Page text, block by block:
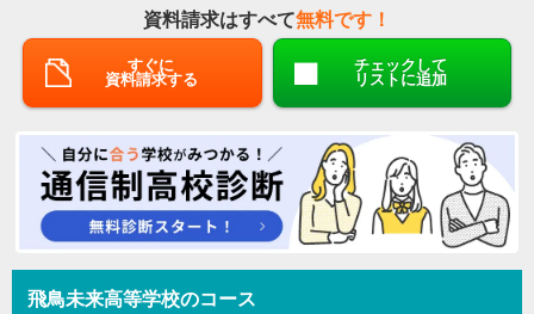
資料請求はすべて無料です！
すぐに
資料請求する
チェックして
リストに追加
飛鳥未来高等学校のコース